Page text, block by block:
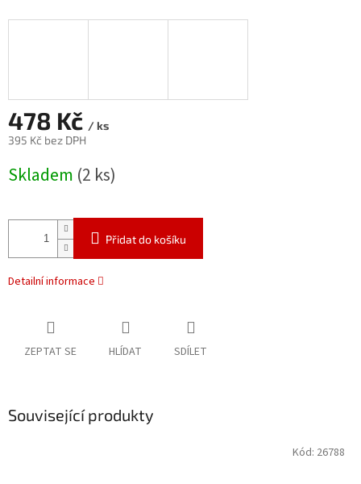
478 Kč / ks
395 Kč bez DPH
cena:
Skladem (2 ks)
Přidat do košíku
Detailní informace
ZEPTAT SE HLÍDAT SDÍLET
Související produkty
Kód: 26788